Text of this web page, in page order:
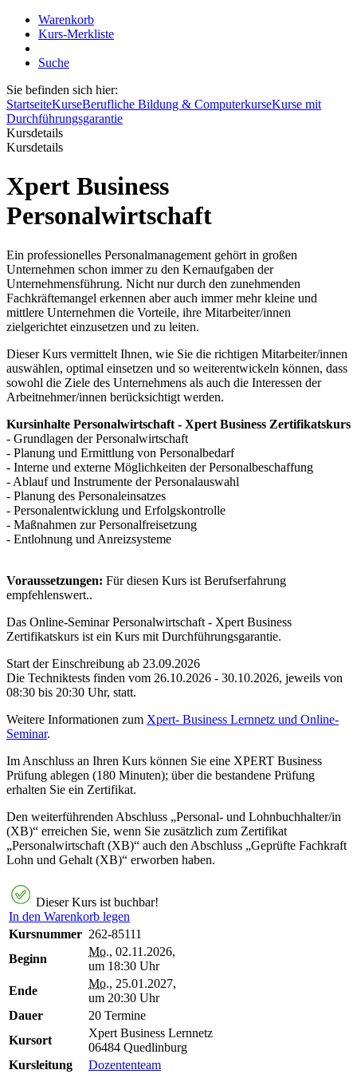
Warenkorb
Kurs-Merkliste
Suche
Sie befinden sich hier:
StartseiteKurseBerufliche Bildung & ComputerkurseKurse mit
Durchführungsgarantie
Kursdetails
Kursdetails
Xpert Business
Personalwirtschaft
Ein professionelles Personalmanagement gehört in großen
Unternehmen schon immer zu den Kernaufgaben der
Unternehmensführung. Nicht nur durch den zunehmenden
Fachkräftemangel erkennen aber auch immer mehr kleine und
mittlere Unternehmen die Vorteile, ihre Mitarbeiter/innen
zielgerichtet einzusetzen und zu leiten.
Dieser Kurs vermittelt Ihnen, wie Sie die richtigen Mitarbeiter/innen
auswählen, optimal einsetzen und so weiterentwickeln können, dass
sowohl die Ziele des Unternehmens als auch die Interessen der
Arbeitnehmer/innen berücksichtigt werden.
Kursinhalte Personalwirtschaft - Xpert Business Zertifikatskurs
- Grundlagen der Personalwirtschaft
- Planung und Ermittlung von Personalbedarf
- Interne und externe Möglichkeiten der Personalbeschaffung
- Ablauf und Instrumente der Personalauswahl
- Planung des Personaleinsatzes
- Personalentwicklung und Erfolgskontrolle
- Maßnahmen zur Personalfreisetzung
- Entlohnung und Anreizsysteme
Voraussetzungen: Für diesen Kurs ist Berufserfahrung
empfehlenswert..
Das Online-Seminar Personalwirtschaft - Xpert Business
Zertifikatskurs ist ein Kurs mit Durchführungsgarantie.
Start der Einschreibung ab 23.09.2026
Die Techniktests finden vom 26.10.2026 - 30.10.2026, jeweils von
08:30 bis 20:30 Uhr, statt.
Weitere Informationen zum Xpert- Business Lernnetz und Online-
Seminar.
Im Anschluss an Ihren Kurs können Sie eine XPERT Business
Prüfung ablegen (180 Minuten); über die bestandene Prüfung
erhalten Sie ein Zertifikat.
Den weiterführenden Abschluss „Personal- und Lohnbuchhalter/in
(XB)“ erreichen Sie, wenn Sie zusätzlich zum Zertifikat
„Personalwirtschaft (XB)“ auch den Abschluss „Geprüfte Fachkraft
Lohn und Gehalt (XB)“ erworben haben.
Dieser Kurs ist buchbar!
In den Warenkorb legen
Kursnummer 262-85111
Beginn
Mo., 02.11.2026,
um 18:30 Uhr
Ende
Mo., 25.01.2027,
um 20:30 Uhr
Dauer
20 Termine
Kursort
Xpert Business Lernnetz
06484 Quedlinburg
Kursleitung
Dozententeam